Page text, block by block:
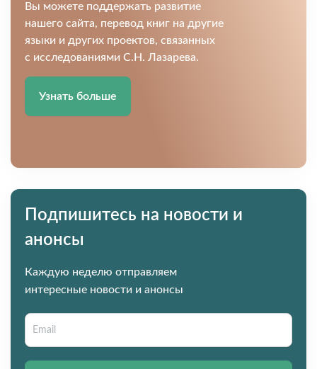
Вы можете поддержать развитие
нашего сайта, перевод книг на другие
языки и других проектов, связанных
с исследованиями С.Н. Лазарева.
Узнать больше
Подпишитесь на новости и
анонсы
Каждую неделю отправляем
интересные новости и анонсы